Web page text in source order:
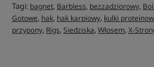
Tagi: bagnet, Barbless, bezzadziorowy,
Gotowe, hak, hak karpiowy, kulki
przypony, Rigs,Siedziska,Włosem,X-